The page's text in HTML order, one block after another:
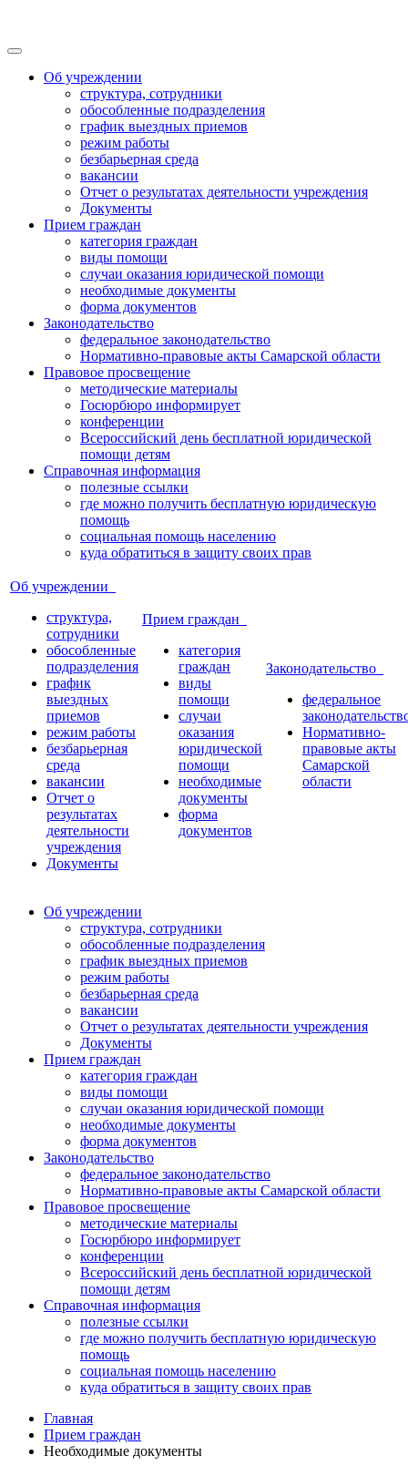
Об учреждении
структура, сотрудники
обособленные подразделения
график выездных приемов
режим работы
безбарьерная среда
вакансии
Отчет о результатах деятельности учреждения
Документы
Прием граждан
категория граждан
виды помощи
случаи оказания юридической помощи
необходимые документы
форма документов
Законодательство
федеральное законодательство
Нормативно-правовые акты Самарской области
Правовое просвещение
методические материалы
Госюрбюро информирует
конференции
Всероссийский день бесплатной юридической
помощи детям
Справочная информация
полезные ссылки
где можно получить бесплатную юридическую
помощь
социальная помощь населению
куда обратиться в защиту своих прав
Об учреждении
структура,
сотрудники
обособленные
подразделения
график
выездных
приемов
режим работы
безбарьерная
среда
вакансии
Отчет о
результатах
деятельности
учреждения
Документы
Прием граждан
категория
граждан
виды
помощи
случаи
оказания
юридической
помощи
необходимые
документы
форма
документов
Законодательство
федеральное
Нормативно-
правовые акты
Самарской
области
Об учреждении
структура, сотрудники
обособленные подразделения
график выездных приемов
режим работы
безбарьерная среда
вакансии
Отчет о результатах деятельности учреждения
Документы
Прием граждан
категория граждан
виды помощи
случаи оказания юридической помощи
необходимые документы
форма документов
Законодательство
федеральное законодательство
Нормативно-правовые акты Самарской области
Правовое просвещение
методические материалы
Госюрбюро информирует
конференции
Всероссийский день бесплатной юридической
помощи детям
Справочная информация
полезные ссылки
где можно получить бесплатную юридическую
помощь
социальная помощь населению
куда обратиться в защиту своих прав
Главная
Прием граждан
Необходимые документы